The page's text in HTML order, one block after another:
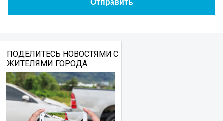
ПОДЕЛИТЕСЬ НОВОСТЯМИ С
ЖИТЕЛЯМИ ГОРОДА